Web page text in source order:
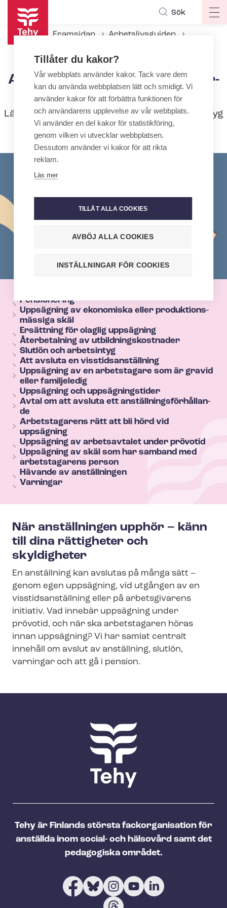
Hoppa
huvudinnehåll
Sök
Framsidan
Arbetslivsguiden
Att avsluta ett an­ställ­nings­för­
hål­lan­de
Läs mera om till exempel slutlön, arbetsintyg
Pensionering
Uppsägning av ekonomiska eller pro­duk­tions­
mäs­si­ga skäl
Ersättning för olaglig uppsägning
Återbetalning av ut­bild­nings­kost­na­der
Slutlön och arbetsintyg
Att avsluta en viss­tids­an­ställ­ning
Uppsägning av en arbetstagare som är gravid
eller familjeledig
Uppsägning och uppsägningstider
Avtal om att avsluta ett an­ställ­nings­för­hål­lan­
de
Arbetstagarens rätt att bli hörd vid
uppsägning
Uppsägning av arbetsavtalet under prövotid
Uppsägning av skäl som har samband med
arbetstagarens person
Hävande av anställningen
Varningar
När anställningen upphör – känn
till dina rättigheter och
skyldigheter
En anställning kan avslutas på många sätt –
genom egen uppsägning, vid utgången av en
viss­tids­an­ställ­ning eller på arbetsgivarens
initiativ. Vad innebär uppsägning under
prövotid, och när ska arbetstagaren höras
innan uppsägning? Vi har samlat centralt
innehåll om avslut av anställning, slutlön,
varningar och att gå i pension.
Tehy är Finlands största fackorganisation för
anställda inom social- och hälsovård samt det
pedagogiska området.
Tillåter du kakor?
Vår webbplats använder kakor. Tack vare dem
kan du använda webbplatsen lätt och smidigt. Vi
använder kakor för att förbättra funktionen för
och användarens upplevelse av vår webbplats.
Vi använder en del kakor för statistikföring,
genom vilken vi utvecklar webbplatsen.
Dessutom använder vi kakor för att rikta
reklam.
Läs mer
TILLÅT ALLA COOKIES
AVBÖJ ALLA COOKIES
INSTÄLLNINGAR FÖR COOKIES